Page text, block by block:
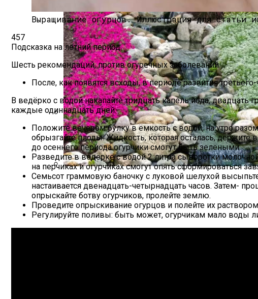
Как Сохранить Свежие Томаты Надолго
Альпийская Горка – Как Сделать Своими
Выращивание огурцов. Иллюстрация для статьи
457
Подсказка на летний период
Шесть рекомендаций, против огуречных заболеваний
После, как появятся всходы, в периоде развития
В ведёрко с водой накапайте тридцать капель йода,
каждые одиннадцать дней.
Положите вечером булку в ёмкость с водой, на утро
обрызгайте плоды. Жидкость, которая осталась,
до осеннего периода огурчики смогут быть зелёными.
Разведите в ведёрке с водой 2 литра сыворотки
на перчиках и огурчиках смогут опять сформироваться
Семьсот граммовую баночку с луковой шелухой
настаивается двенадцать-четырнадцать часов. Затем-
опрыскайте ботву огурчиков, пролейте землю.
Проведите опрыскивание огурцов и полейте их
Регулируйте поливы: быть может, огурчикам мало воды